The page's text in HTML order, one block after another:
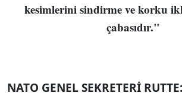
kesimlerini sindirme ve korku
çabasıdır."
NATO GENEL SEKRETERİ